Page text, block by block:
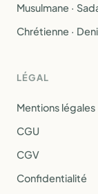
Musulmane ·
Chrétienne ·
LÉGAL
Mentions légales
CGU
CGV
Confidentialité